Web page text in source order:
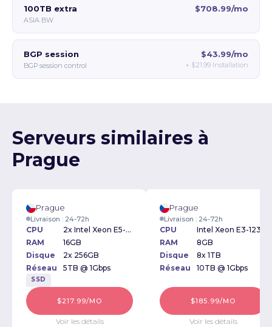
100TB extra
ASIA BW
$708.99/mo
BGP session
BGP session control
$43.99/mo
+ $21.99 Installation
Serveurs similaires à
Prague
Prague
Livraison : 24-72h
CPU
2x Intel Xeon E5-2609v2 2.50GHz
RAM
16GB
Disque
2x 256GB
Réseau
5TB @ 1Gbps
SSD
$217.99/MO
Voir les détails
Prague
Livraison : 24-72h
CPU
RAM
8GB
Disque
8x 1TB
Réseau
10TB @ 1Gbps
$185.99/MO
Voir les détails